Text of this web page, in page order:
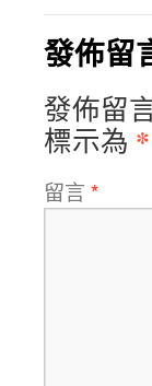
發佈留
發佈留
標示為 *
留言 *